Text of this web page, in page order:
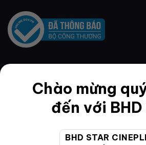
Chào mừng
đến với
BHD STAR
QUY ĐỊNH & ĐIỀU KHOẢN